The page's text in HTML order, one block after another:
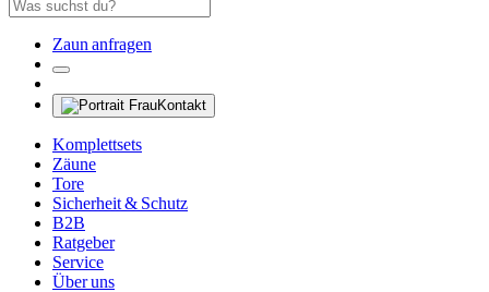
Zaun anfragen
Kontakt
Komplettsets
Zäune
Tore
Sicherheit & Schutz
B2B
Ratgeber
Service
Über uns